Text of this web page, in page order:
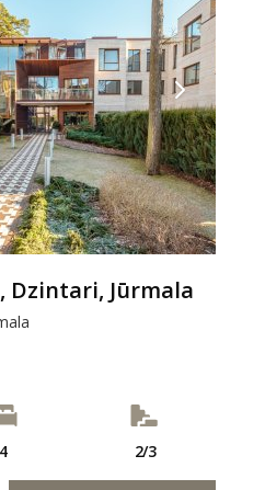
Dzintari, Jūrmala
4 2/3